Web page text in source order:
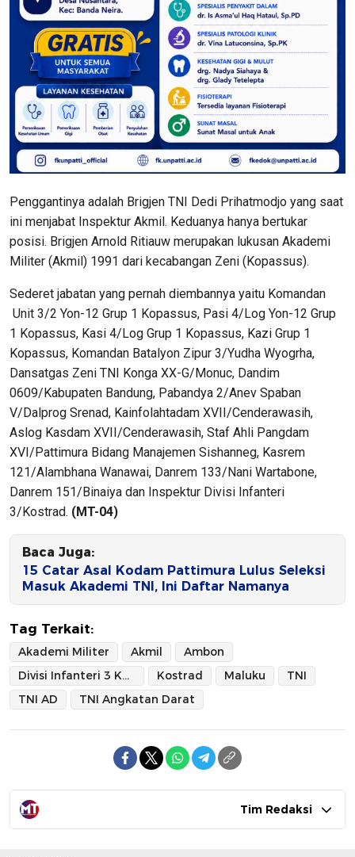
Penggantinya adalah Brigjen TNI Dedi Prihatmodjo yang saat
ini menjabat Inspektur Akmil. Keduanya hanya bertukar
posisi. Brigjen Arnold Ritiauw merupakan lukusan Akademi
Militer (Akmil) 1991 dari kecabangan Zeni (Kopassus).
Sederet jabatan yang pernah diembannya yaitu Komandan
Unit 3/2 Yon-12 Grup 1 Kopassus, Pasi 4/Log Yon-12 Grup
1 Kopassus, Kasi 4/Log Grup 1 Kopassus, Kazi Grup 1
Kopassus, Komandan Batalyon Zipur 3/Yudha Wyogrha,
Dansatgas Zeni TNI Konga XX-G/Monuc, Dandim
0609/Kabupaten Bandung, Pabandya 2/Anev Spaban
V/Dalprog Srenad, Kainfolahtadam XVII/Cenderawasih,
Aslog Kasdam XVII/Cenderawasih, Staf Ahli Pangdam
XVI/Pattimura Bidang Manajemen Sishanneg, Kasrem
121/Alambhana Wanawai, Danrem 133/Nani Wartabone,
Danrem 151/Binaiya dan Inspektur Divisi Infanteri
3/Kostrad. (MT-04)
Baca Juga:
15 Catar Asal Kodam Pattimura Lulus Seleksi
Masuk Akademi TNI, Ini Daftar Namanya
Tag Terkait:
Akademi Militer Akmil
Ambon
Divisi Infanteri 3 Kostrad
Kostrad Maluku
TNI
TNI AD
TNI Angkatan Darat
Tim Redaksi